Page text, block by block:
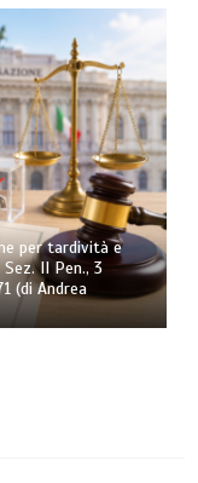
per tardività e
II Pen., 3
(di Andrea